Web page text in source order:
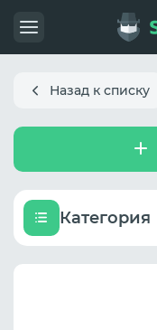
Назад к списку
Категория